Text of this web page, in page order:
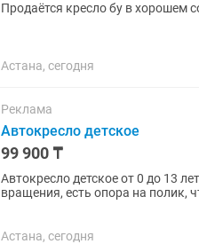
Продаётся кресло бу в хорошем
Астана, сегодня
Реклама
Автокресло детское
99 900 ₸
Автокресло детское от 0 до 13
вращения, есть опора на полик,
Астана, сегодня